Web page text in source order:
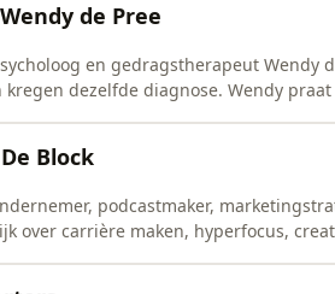
de Pree
en gedragstherapeut Wendy
kregen dezelfde diagnose. Wendy
about our co
Block
podcastmaker,
over carrière maken, hyperfocus,